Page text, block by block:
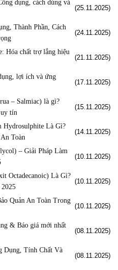
dụng, cách dùng và
(25.11.2025)
Thành Phần, Cách
(24.11.2025)
Hóa chất trợ lắng hiệu
(21.11.2025)
lợi ích và ứng
(17.11.2025)
– Salmiac) là gì?
tín
(15.11.2025)
Hydrosulphite Là Gì?
Toàn
(14.11.2025)
– Giải Pháp Làm
(10.11.2025)
Octadecanoic) Là Gì?
(10.11.2025)
Quản An Toàn Trong
(10.11.2025)
& Báo giá mới nhất
(08.11.2025)
Dụng, Tính Chất Và
(08.11.2025)